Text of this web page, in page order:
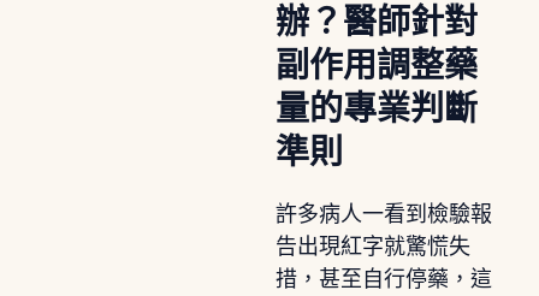
辦？醫師針對
副作用調整藥
量的專業判斷
準則
許多病人一看到檢驗報
告出現紅字就驚慌失
措，甚至自行停藥，這